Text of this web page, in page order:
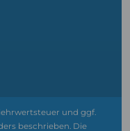
und ggf.
beschrieben. Die